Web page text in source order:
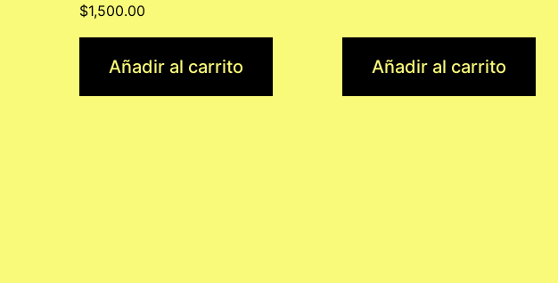
$1,500.00
Añadir al carrito Añadir al carrito